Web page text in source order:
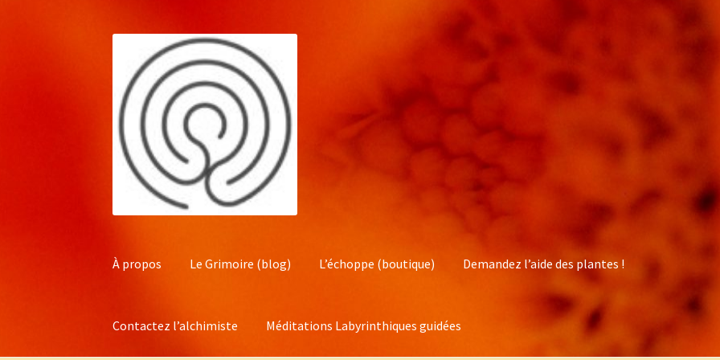
navigation
contenu
À propos Le Grimoire (blog) L’échoppe (boutique) Demandez l’aide des plantes !
Contactez l’alchimiste Méditations Labyrinthiques guidées